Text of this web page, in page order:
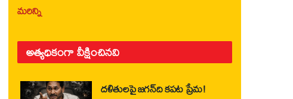
మరిన్ని
అత్యధికంగా వీక్షించినవి
దళితులపై జగన్‌ది కపట ప్రేమ!